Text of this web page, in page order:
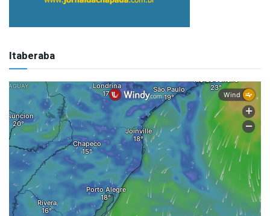
Itaberaba